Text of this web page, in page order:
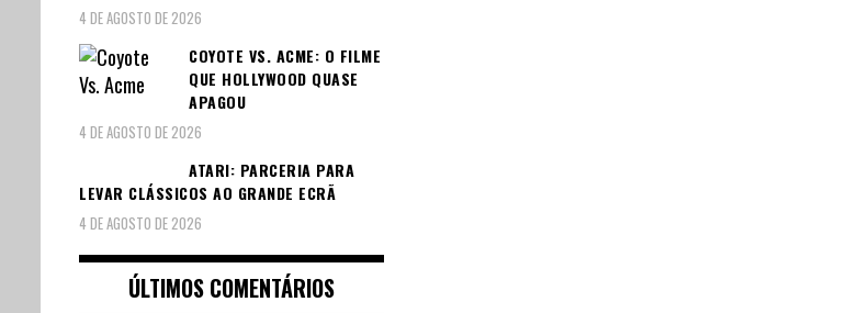
4 DE AGOSTO DE 2026
COYOTE VS. ACME: O FILME
QUE HOLLYWOOD QUASE
APAGOU
4 DE AGOSTO DE 2026
ATARI: PARCERIA PARA
LEVAR CLÁSSICOS AO GRANDE ECRÃ
4 DE AGOSTO DE 2026
ÚLTIMOS COMENTÁRIOS